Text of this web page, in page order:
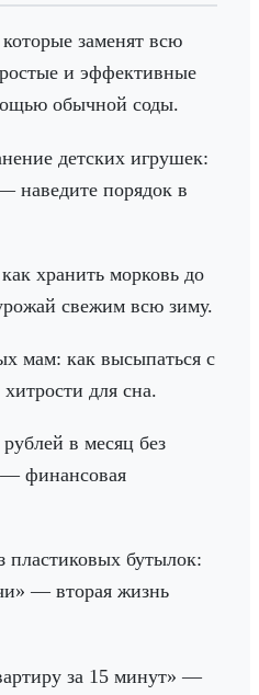
заменят всю
и эффективные
обычной соды.
детских игрушек:
наведите порядок в
хранить морковь до
свежим всю зиму.
мам: как высыпаться с
для сна.
в месяц без
— финансовая
пластиковых бутылок:
— вторая жизнь
за 15 минут» —